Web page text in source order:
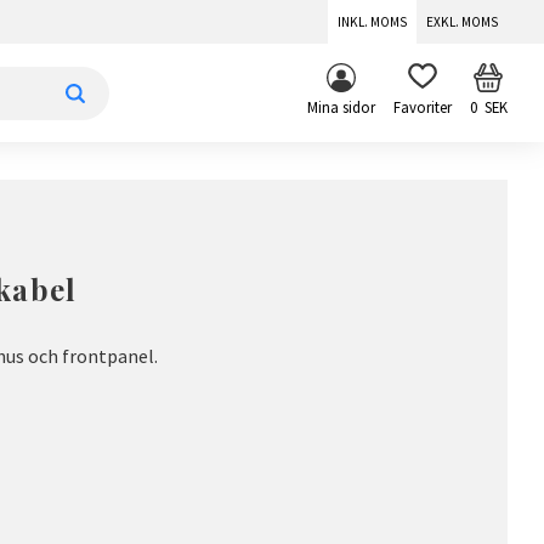
INKL. MOMS EXKL. MOMS
Mina sidor FAVORITER 0SEK
och frontpanel.